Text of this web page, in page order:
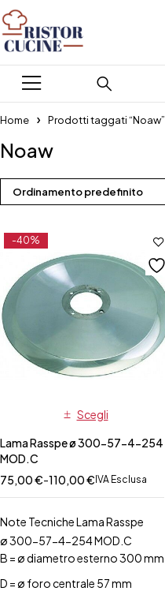
Home Prodotti taggati “Noaw”
Noaw
Ordinamento predefinito
-40%
Scegli
Lama Rasspe ø 300-57-4-254
MOD.C
75,00€-110,00€ IVA Esclusa
Note Tecniche Lama Rasspe
ø 300-57-4-254 MOD.C
B = ø diametro esterno 300 mm
D = ø foro centrale 57 mm